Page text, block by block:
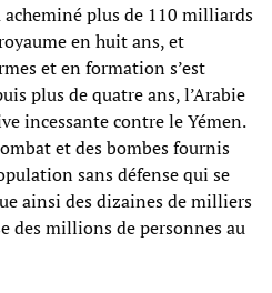
plus de 110 milliards
en huit ans, et
et en formation s’est
plus de quatre ans, l’Arabie
incessante contre le Yémen.
et des bombes fournis
sans défense qui se
ainsi des dizaines de milliers
des millions de personnes au